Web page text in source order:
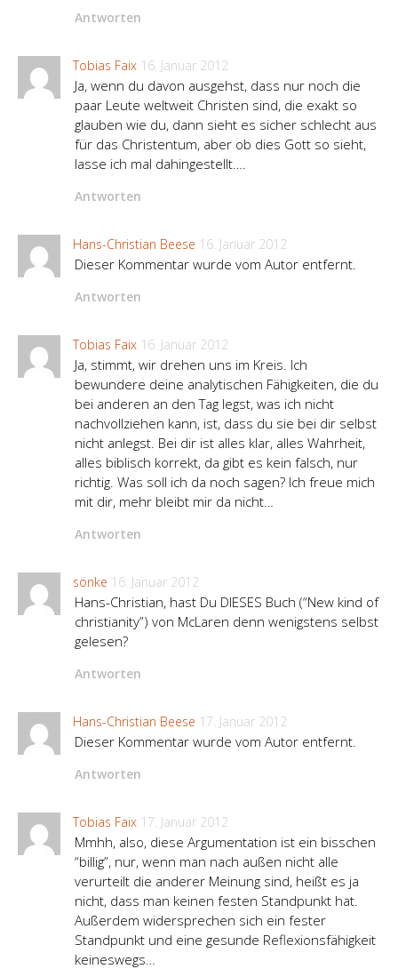
Antworten
Tobias Faix 16. Januar 2012
Ja, wenn du davon ausgehst, dass nur noch die
paar Leute weltweit Christen sind, die exakt so
glauben wie du, dann sieht es sicher schlecht aus
für das Christentum, aber ob dies Gott so sieht,
lasse ich mal dahingestellt….
Antworten
Hans-Christian Beese 16. Januar 2012
Dieser Kommentar wurde vom Autor entfernt.
Antworten
Tobias Faix 16. Januar 2012
Ja, stimmt, wir drehen uns im Kreis. Ich
bewundere deine analytischen Fähigkeiten, die du
bei anderen an den Tag legst, was ich nicht
nachvollziehen kann, ist, dass du sie bei dir selbst
nicht anlegst. Bei dir ist alles klar, alles Wahrheit,
alles biblisch korrekt, da gibt es kein falsch, nur
richtig. Was soll ich da noch sagen? Ich freue mich
mit dir, mehr bleibt mir da nicht…
Antworten
sönke 16. Januar 2012
Hans-Christian, hast Du DIESES Buch (“New kind of
christianity”) von McLaren denn wenigstens selbst
gelesen?
Antworten
Hans-Christian Beese 17. Januar 2012
Dieser Kommentar wurde vom Autor entfernt.
Antworten
Tobias Faix 17. Januar 2012
Mmhh, also, diese Argumentation ist ein bisschen
“billig”, nur, wenn man nach außen nicht alle
verurteilt die anderer Meinung sind, heißt es ja
nicht, dass man keinen festen Standpunkt hat.
Außerdem widersprechen sich ein fester
Standpunkt und eine gesunde Reflexionsfähigkeit
keineswegs…